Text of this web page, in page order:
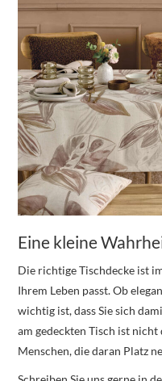
Eine kleine
Die richtige Tischdecke ist
Ihrem Leben passt. Ob
wichtig ist, dass Sie sich
am gedeckten Tisch ist
Menschen, die daran Platz